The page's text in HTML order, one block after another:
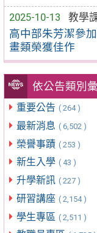
2025-10-13
教學
高中部朱芳潔參
畫類榮獲佳作
依公告類別
重要公告 ( 264 )
最新消息 ( 6,502 )
榮譽事蹟 ( 253 )
新生入學 ( 43 )
升學新訊 ( 227 )
研習講座 ( 2,154 )
學生專區 ( 2,511 )